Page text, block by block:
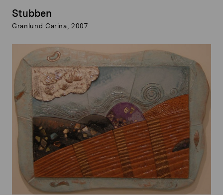
Stubben
Granlund Carina, 2007